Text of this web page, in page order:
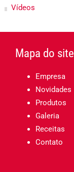
Vídeos
Mapa do site
Empresa
Novidades
Produtos
Galeria
Receitas
Contato